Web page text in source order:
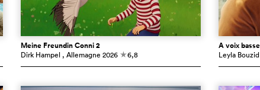
Meine Freundin Conni 2
Dirk Hampel , Allemagne 2026 c6,8
À voix basse
Leyla Bouzid